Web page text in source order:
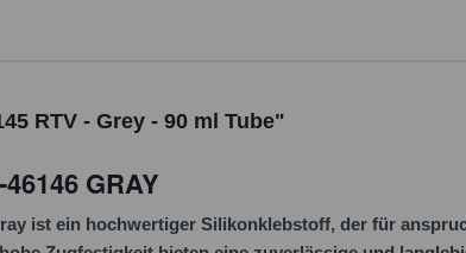
RTV - Grey - 90 ml Tube"
GRAY
ist ein hochwertiger Silikonklebstoff, der für